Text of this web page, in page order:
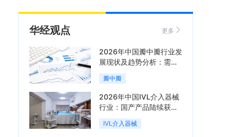
华经观点 更多
2026年中国瓣中瓣行业发
展现状及趋势分析：需求
可持续释放，市场发展前
景良好「图」
瓣中瓣
2026年中国IVL介入器械
行业：国产产品陆续获
批，市场将进入持续高增
长阶段「图」
IVL介入器械